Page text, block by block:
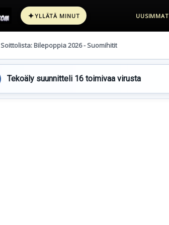
✦YLLÄTÄ MINUT UUSIMMAT
Soittolista: Bilepoppia 2026 - Suomihitit
Tekoäly suunnitteli 16 toimivaa virusta